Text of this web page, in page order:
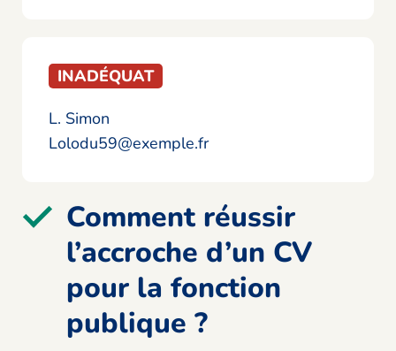
INADÉQUAT
L. Simon
Lolodu59@exemple.fr
Comment réussir
l’accroche d’un CV
pour la fonction
publique ?